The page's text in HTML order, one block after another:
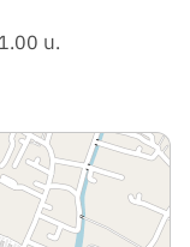
น.